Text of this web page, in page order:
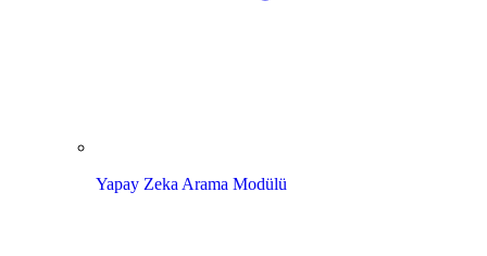
Yapay Zeka Arama Modülü